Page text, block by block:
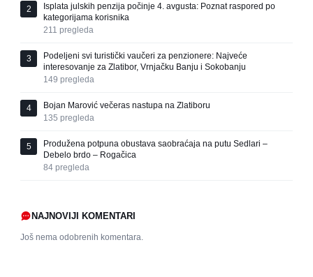
2
Isplata julskih penzija počinje 4. avgusta: Poznat raspored po
kategorijama korisnika
211 pregleda
3
Podeljeni svi turistički vaučeri za penzionere: Najveće
interesovanje za Zlatibor, Vrnjačku Banju i Sokobanju
149 pregleda
4
Bojan Marović večeras nastupa na Zlatiboru
135 pregleda
5
Produžena potpuna obustava saobraćaja na putu Sedlari –
Debelo brdo – Rogačica
84 pregleda
NAJNOVIJI KOMENTARI
Još nema odobrenih komentara.